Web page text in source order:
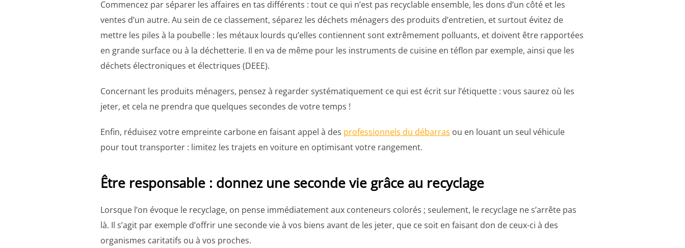
Commencez par séparer les affaires en tas différents : tout ce qui n’est pas recyclable ensemble, les dons d’un côté et les
ventes d’un autre. Au sein de ce classement, séparez les déchets ménagers des produits d’entretien, et surtout évitez de
mettre les piles à la poubelle : les métaux lourds qu’elles contiennent sont extrêmement polluants, et doivent être rapportées
en grande surface ou à la déchetterie. Il en va de même pour les instruments de cuisine en téflon par exemple, ainsi que les
déchets électroniques et électriques (DEEE).
Concernant les produits ménagers, pensez à regarder systématiquement ce qui est écrit sur l’étiquette : vous saurez où les
jeter, et cela ne prendra que quelques secondes de votre temps !
Enfin, réduisez votre empreinte carbone en faisant appel à des professionnels du débarras ou en louant un seul véhicule
pour tout transporter : limitez les trajets en voiture en optimisant votre rangement.
Être responsable : donnez une seconde vie grâce au recyclage
Lorsque l’on évoque le recyclage, on pense immédiatement aux conteneurs colorés ; seulement, le recyclage ne s’arrête pas
là. Il s’agit par exemple d’offrir une seconde vie à vos biens avant de les jeter, que ce soit en faisant don de ceux-ci à des
organismes caritatifs ou à vos proches.